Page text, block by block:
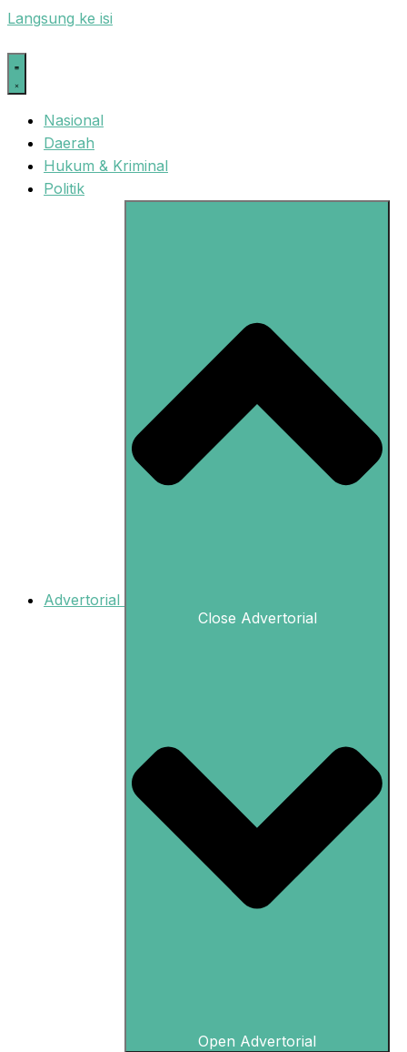
Langsung ke isi
Nasional
Daerah
Hukum & Kriminal
Politik
Advertorial
Close Advertorial
Open Advertorial